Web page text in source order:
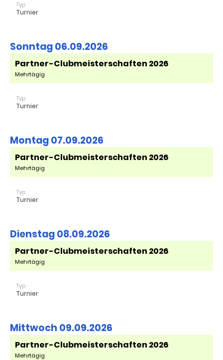
Typ
Turnier
Sonntag 06.09.2026
Partner-Clubmeisterschaften 2026
Mehrtägig
Typ
Turnier
Montag 07.09.2026
Partner-Clubmeisterschaften 2026
Mehrtägig
Typ
Turnier
Dienstag 08.09.2026
Partner-Clubmeisterschaften 2026
Mehrtägig
Typ
Turnier
Mittwoch 09.09.2026
Partner-Clubmeisterschaften 2026
Mehrtägig